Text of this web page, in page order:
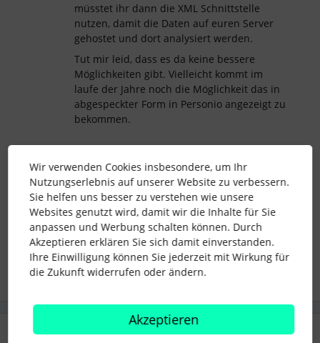
müsstet ihr dann die XML Schnittstelle
nutzen, damit die Daten auf euren Server
gehostet und dort analysiert werden.
Tut mir leid, dass es da keine bessere
Möglichkeiten gibt. Vielleicht kommt im
laufe der Jahre noch die Möglichkeit das in
abgespeckter Form in Personio angezeigt zu
bekommen.
Björn
recruiting Karriereseite tracking
1 Antwort
Wir verwenden Cookies insbesondere, um Ihr
Nutzungserlebnis auf unserer Website zu verbessern.
Sie helfen uns besser zu verstehen wie unsere
Websites genutzt wird, damit wir die Inhalte für Sie
anpassen und Werbung schalten können. Durch
Akzeptieren erklären Sie sich damit einverstanden.
Ihre Einwilligung können Sie jederzeit mit Wirkung für
die Zukunft widerrufen oder ändern.
Akzeptieren